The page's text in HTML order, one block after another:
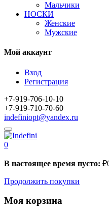
Мальчики
НОСКИ
Женские
Мужские
Мой аккаунт
Вход
Регистрация
+7-919-706-10-10
+7-919-710-70-60
indefiniopt@yandex.ru
0
В настоящее время пусто: ₽
Продолжить покупки
Моя корзина